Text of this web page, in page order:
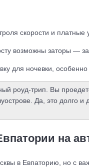
скорости и платные
возможны заторы —
для ночевки,
роуд-трип. Вы
Да, это долго
на
в Евпаторию, но с